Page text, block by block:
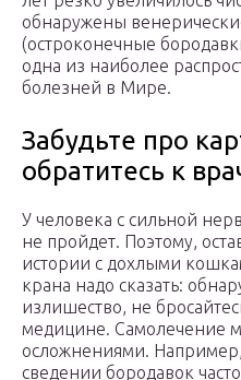
обнаружены
(остроконечные
одна из наиболее
болезней в Мире.
Забудьте про
обратитесь к
У человека с сильной
не пройдет. Поэтому,
истории с дохлыми
крана надо сказать:
излишество, не
медицине. Самолечение
осложнениями.
сведении бородавок